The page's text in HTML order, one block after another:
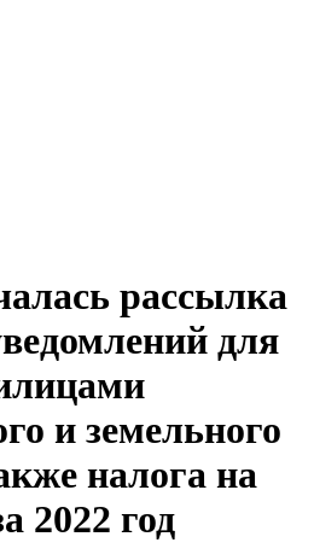
рассылка
для
и земельного
налога на
2022 год